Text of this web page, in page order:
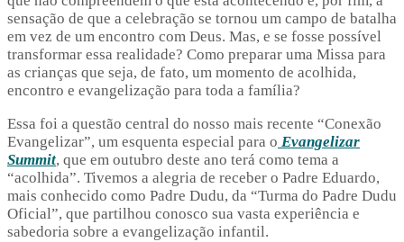
sensação de que a celebração se tornou um campo de batalha
em vez de um encontro com Deus. Mas, e se fosse possível
transformar essa realidade? Como preparar uma Missa para
as crianças que seja, de fato, um momento de acolhida,
encontro e evangelização para toda a família?
Essa foi a questão central do nosso mais recente “Conexão
Evangelizar”, um esquenta especial para o Evangelizar
Summit, que em outubro deste ano terá como tema a
“acolhida”. Tivemos a alegria de receber o Padre Eduardo,
mais conhecido como Padre Dudu, da “Turma do Padre Dudu
Oficial”, que partilhou conosco sua vasta experiência e
sabedoria sobre a evangelização infantil.